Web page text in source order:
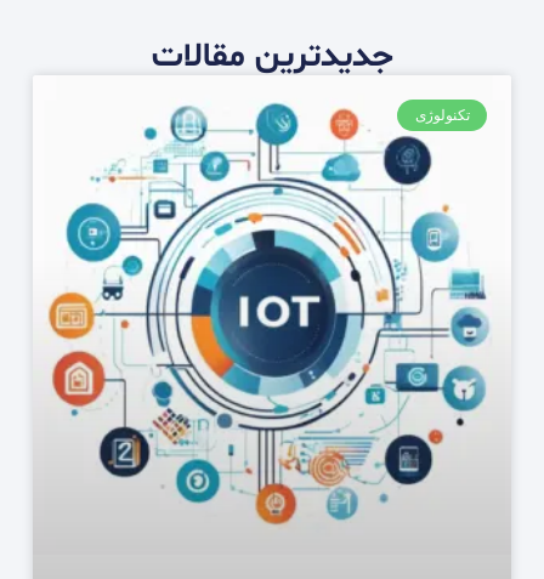
جدیدترین مقالات
تکنولوژی